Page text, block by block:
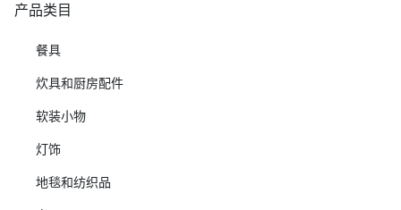
产品类目
餐具
炊具和厨房配件
软装小物
灯饰
地毯和纺织品